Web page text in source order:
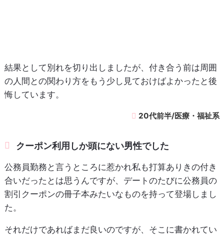
結果として別れを切り出しましたが、付き合う前は周囲
の人間との関わり方をもう少し見ておけばよかったと後
悔しています。
20代前半/医療・福祉系
クーポン利用しか頭にない男性でした
公務員勤務と言うところに惹かれ私も打算ありきの付き
合いだったとは思うんですが、デートのたびに公務員の
割引クーポンの冊子本みたいなものを持って登場しまし
た。
それだけであればまだ良いのですが、そこに書かれてい